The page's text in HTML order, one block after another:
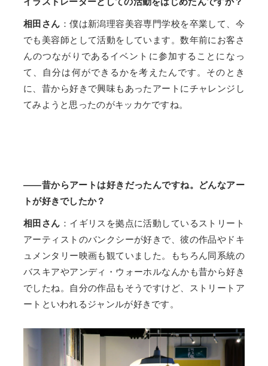
相田さん ：僕は新潟理容美容専門学校を卒業して、今
でも美容師として活動をしています。数年前にお客さ
んのつながりであるイベントに参加することになっ
て、自分は何ができるかを考えたんです。そのとき
に、昔から好きで興味もあったアートにチャレンジし
てみようと思ったのがキッカケですね。
――昔からアートは好きだったんですね。どんなアー
トが好きでしたか？
相田さん ：イギリスを拠点に活動しているストリート
アーティストのバンクシーが好きで、彼の作品やドキ
ュメンタリー映画も観ていました。もちろん同系統の
バスキアやアンディ・ウォーホルなんかも昔から好き
でしたね。自分の作品もそうですけど、ストリートア
ートといわれるジャンルが好きです。